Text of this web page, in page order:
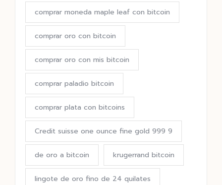
comprar moneda maple leaf con bitcoin
comprar oro con bitcoin
comprar oro con mis bitcoin
comprar paladio bitcoin
comprar plata con bitcoins
Credit suisse one ounce fine gold 999 9
de oro a bitcoin krugerrand bitcoin
lingote de oro fino de 24 quilates